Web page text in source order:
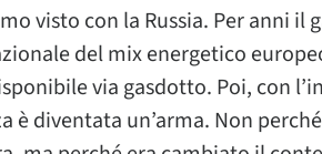
visto con la Russia. Per anni il
del mix energetico
via gasdotto. Poi, con
è diventata un’arma. Non